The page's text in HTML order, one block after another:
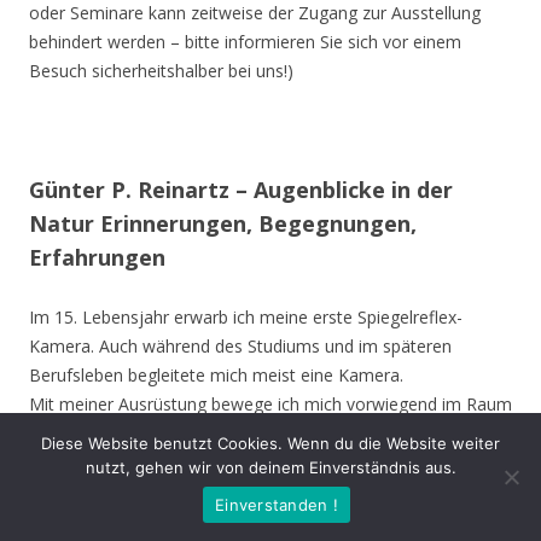
oder Seminare kann zeitweise der Zugang zur Ausstellung
behindert werden – bitte informieren Sie sich vor einem
Besuch sicherheitshalber bei uns!)
Günter P. Reinartz – Augenblicke in der
Natur Erinnerungen, Begegnungen,
Erfahrungen
Im 15. Lebensjahr erwarb ich meine erste Spiegelreflex-
Kamera. Auch während des Studiums und im späteren
Berufsleben begleitete mich meist eine Kamera.
Mit meiner Ausrüstung bewege ich mich vorwiegend im Raum
Nordrhein-Westfalen, bevorzugt im Kreis Unna, Hamm,
Münster und Soest. Ich besuche aber auch andere Gebiete in
Deutschland und die Vogelinsel Texel (Niederlande). Die
Ausstellung zeigt meine Erinnerungen, Begegnungen oder
Diese Website benutzt Cookies. Wenn du die Website weiter
nutzt, gehen wir von deinem Einverständnis aus.
Einverstanden !